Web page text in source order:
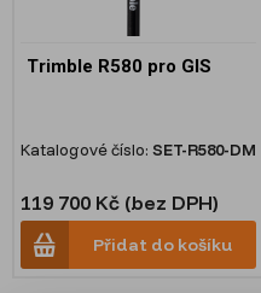
Trimble R580 pro GIS
Katalogové číslo: SET-R580-DM
119 700 Kč (bez DPH)
Přidat do košíku